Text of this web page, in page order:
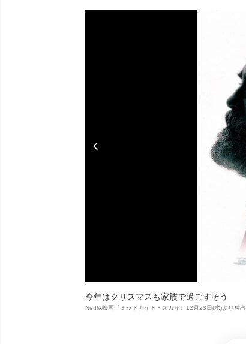
今年はクリスマスも家族で過ごすそう
Netflix映画『ミッドナイト・スカイ』12月23日(水)より独